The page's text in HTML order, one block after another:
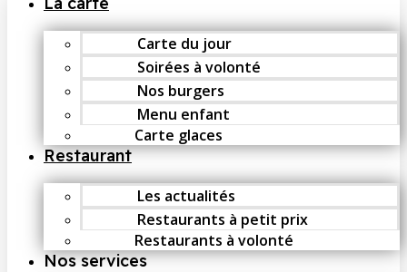
Carte du jour
Soirées à volonté
Nos burgers
Menu enfant
Carte glaces
Restaurant
Les actualités
Restaurants à petit prix
Restaurants à volonté
Nos services